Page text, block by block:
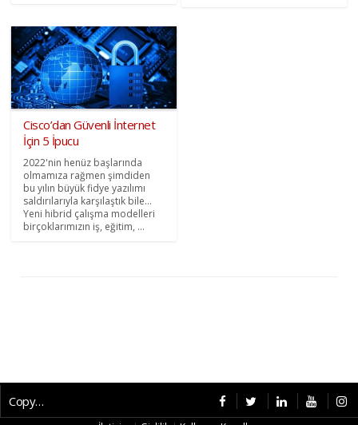
Cisco’dan Güvenli İnternet
İçin 5 İpucu
2022'nin henüz başlarında
olmamıza rağmen şimdiden
bu yılın büyük fidye yazılımı
saldırılarıyla karşılaştık bile...
Yeni hibrid çalışma modelleri
birçoklarımızın iş, eğitim, ...
Copyright © 2026 CybermagOnline